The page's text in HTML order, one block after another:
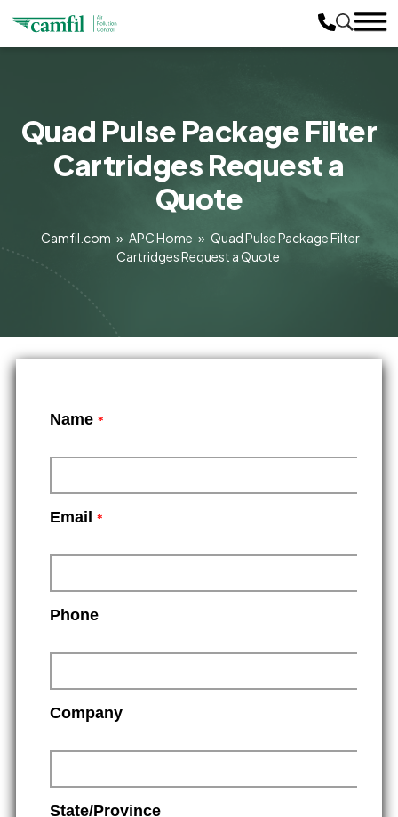
Quad Pulse Package Filter
Cartridges Request a
Quote
Camfil.com » APC Home » Quad Pulse Package Filter
Cartridges Request a Quote